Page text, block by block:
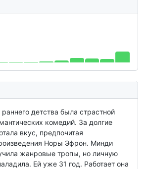
детства была страстной
комедий. За долгие
вкус, предпочитая
Норы Эфрон. Минди
жанровые тропы, но личную
Ей уже 31 год. Работает она